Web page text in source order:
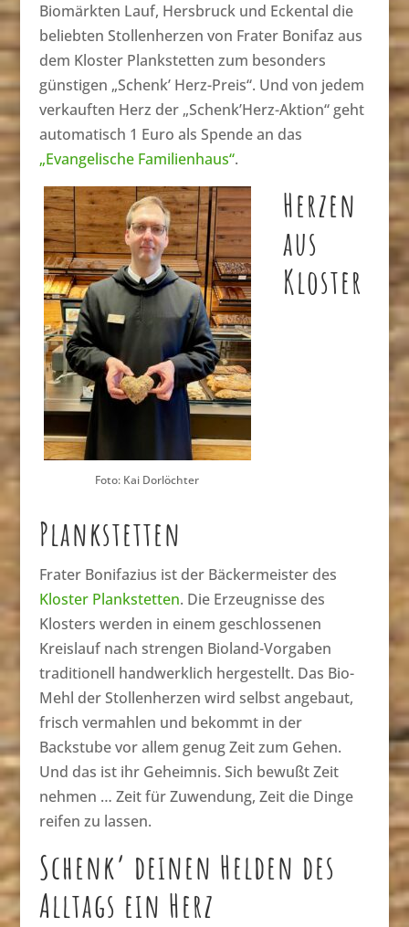
Biomärkten Lauf, Hersbruck und Eckental die
beliebten Stollenherzen von Frater Bonifaz aus
dem Kloster Plankstetten zum besonders
günstigen „Schenk’ Herz-Preis“. Und von jedem
verkauften Herz der „Schenk’Herz-Aktion“ geht
automatisch 1 Euro als Spende an das
„Evangelische Familienhaus“.
Foto: Kai Dorlöchter
Herzen
aus
Kloster
Plankstetten
Frater Bonifazius ist der Bäckermeister des
Kloster Plankstetten. Die Erzeugnisse des
Klosters werden in einem geschlossenen
Kreislauf nach strengen Bioland-Vorgaben
traditionell handwerklich hergestellt. Das Bio-
Mehl der Stollenherzen wird selbst angebaut,
frisch vermahlen und bekommt in der
Backstube vor allem genug Zeit zum Gehen.
Und das ist ihr Geheimnis. Sich bewußt Zeit
nehmen … Zeit für Zuwendung, Zeit die Dinge
reifen zu lassen.
Schenk’ deinen Helden des
Alltags ein Herz